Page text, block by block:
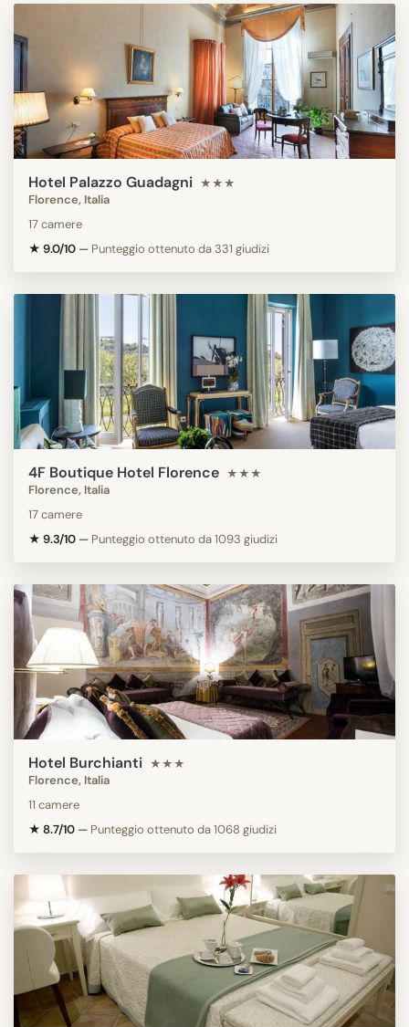
Hotel Palazzo Guadagni ★★★
Florence, Italia
17 camere
★ 9.0/10 — Punteggio ottenuto da 331 giudizi
4F Boutique Hotel Florence ★★★
Florence, Italia
17 camere
★ 9.3/10 — Punteggio ottenuto da 1093 giudizi
Hotel Burchianti ★★★
Florence, Italia
11 camere
★ 8.7/10 — Punteggio ottenuto da 1068 giudizi